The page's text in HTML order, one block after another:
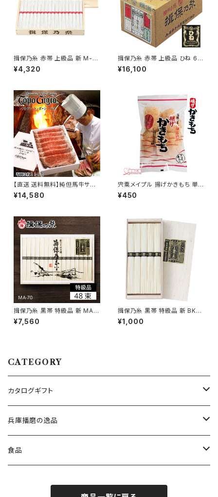
揖保乃糸 赤帯 上級品 新 M-4
0B 34束 木箱入り
¥4,320
揖保乃糸 赤帯 上級品 ひね 6束
包 180束 9kg ダンボール入り
¥16,100
【直送 送料無料】純但馬牛サー
ロイン炭火焼ローストビーフ28
0g TOPO-RO10(スライス済)
¥14,580
宍粟メイプル 揚げかきもち 単品
【揚げかき餅 揚げ餅 揚げおかき
】（旧：播磨一宮伊和の里杵つき
¥450
揖保乃糸 黒帯 特級品 新 MA-
70B 48束 木箱入り
¥7,560
揖保乃糸 黒帯 特級品 新 BKS-
10 5束 木箱入り
¥1,000
CATEGORY
カタログギフト
洋表紙 エクセレントチョイス
和表紙 高雅
兵庫播磨の逸品
揖保乃糸
食品